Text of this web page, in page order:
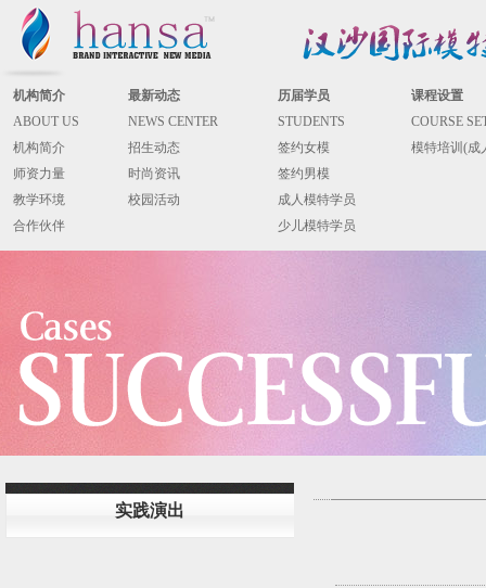
机构简介 最新动态 历届学员
课程设置
ABOUT US
NEWS CENTER STUDENTS
COURSE
机构简介
招生动态 签约女模
模特培训(成
师资力量
时尚资讯
签约男模
教学环境
校园活动
成人模特学员
合作伙伴
少儿模特学员
实践演出